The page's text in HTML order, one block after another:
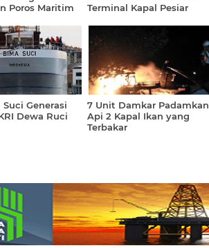
Poros Maritim
Terminal Kapal Pesiar
Suci Generasi
Dewa Ruci
7 Unit Damkar Padamkan
Api 2 Kapal Ikan yang
Terbakar